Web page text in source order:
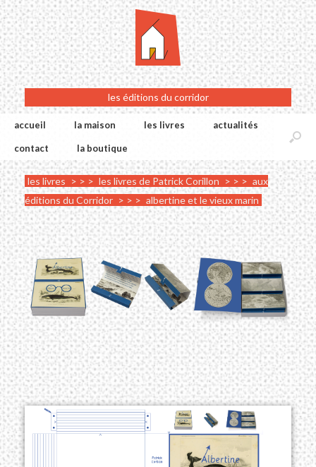
les éditions du corridor
accueil la maison les livres actualités
contact la boutique
les livres > > > les livres de Patrick Corillon > > > aux
éditions du Corridor > > > albertine et le vieux marin